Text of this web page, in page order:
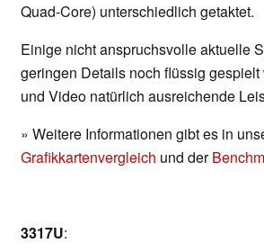
Quad-Core) unterschiedlich getaktet.
Einige nicht anspruchsvolle aktuelle
geringen Details noch flüssig
und Video natürlich ausreichende
» Weitere Informationen gibt es in
Grafikkartenvergleich und der
3317U: